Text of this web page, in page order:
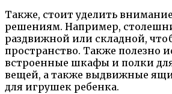
Также, стоит уделить
решениям. Например,
раздвижной или складной,
пространство. Также полезно
встроенные шкафы и полки
вещей, а также выдвижные
для игрушек ребенка.